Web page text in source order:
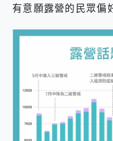
有意願露營的民眾偏